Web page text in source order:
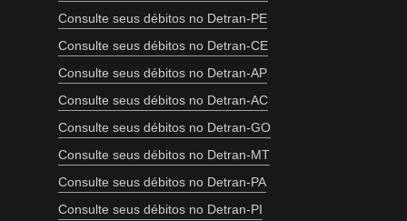
Consulte seus débitos no Detran-PE
Consulte seus débitos no Detran-CE
Consulte seus débitos no Detran-AP
Consulte seus débitos no Detran-AC
Consulte seus débitos no Detran-GO
Consulte seus débitos no Detran-MT
Consulte seus débitos no Detran-PA
Consulte seus débitos no Detran-PI